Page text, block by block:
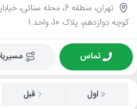
تهران، منطقه 6، محله
کوچه دوازدهم، پلاک 10، واحد 1
تماس
اول قبل